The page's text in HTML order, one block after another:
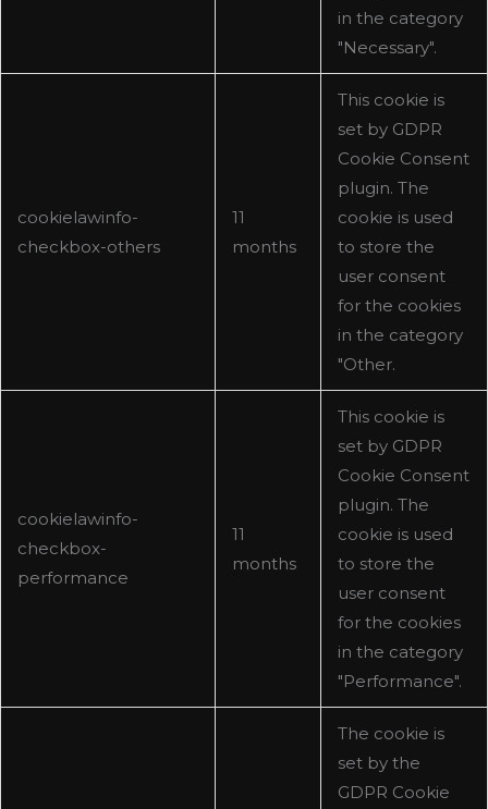
in the category
"Necessary".
cookielawinfo-
checkbox-others
11
months
This cookie is
set by GDPR
Cookie Consent
plugin. The
cookie is used
to store the
user consent
for the cookies
in the category
"Other.
cookielawinfo-
checkbox-
performance
11
months
This cookie is
set by GDPR
Cookie Consent
plugin. The
cookie is used
to store the
user consent
for the cookies
in the category
"Performance".
The cookie is
set by the
GDPR Cookie